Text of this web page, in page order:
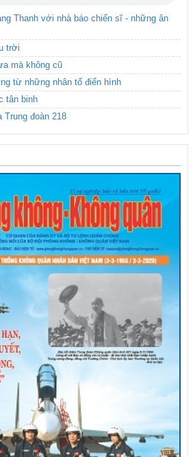
Thanh với nhà báo chiến sĩ - những ân
trời
mà không cũ
từ những nhân tố điển hình
tân binh
Trung đoàn 218